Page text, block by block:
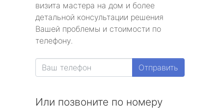
визита мастера на дом и более
детальной консультации решения
Вашей проблемы и стоимости по
телефону.
Отправить
Или позвоните по номеру